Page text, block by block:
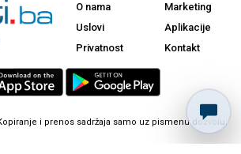
O nama
Uslovi
Privatnost
Marketing
Aplikacije
Kontakt
i prenos sadržaja samo uz pismenu dozvolu.